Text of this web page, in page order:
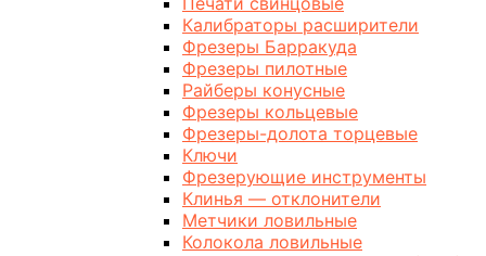
Калибраторы расширители
Фрезеры Барракуда
Фрезеры пилотные
Райберы конусные
Фрезеры кольцевые
Фрезеры-долота торцевые
Ключи
Фрезерующие инструменты
Клинья — отклонители
Метчики ловильные
Колокола ловильные